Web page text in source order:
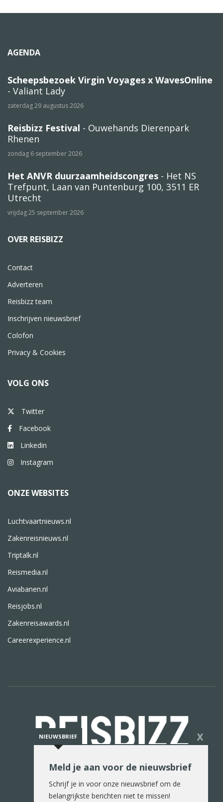
AGENDA
Scheepsbezoek Virgin Voyages x WavesOnline
- Valiant Lady
zaterdag 29 augustus 2026
Reisbizz Festival - Ouwehands Dierenpark
Rhenen
zondag 6 september 2026
Het ANVR duurzaamheidscongres - Het NS
Trefpunt, Laan van Puntenburg 100, 3511 ER
Utrecht
vrijdag 25 september 2026
OVER REISBIZZ
Contact
Adverteren
Reisbizz team
Inschrijven nieuwsbrief
Colofon
Privacy & Cookies
VOLG ONS
Twitter
Facebook
Linkedin
Instagram
ONZE WEBSITES
Luchtvaartnieuws.nl
Zakenreisnieuws.nl
Triptalk.nl
Reismedia.nl
Aviabanen.nl
Reisjobs.nl
Zakenreisawards.nl
Careerexperience.nl
De reiswereld in woord en beeld
NIEUWSBRIEF X
Meld je aan voor de nieuwsbrief
Schrijf je in voor onze nieuwsbrief om de
belangrijkste berichten niet te missen!